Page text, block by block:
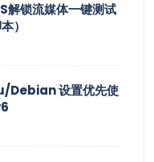
解锁流媒体一键测试
）
Debian 设置优先使